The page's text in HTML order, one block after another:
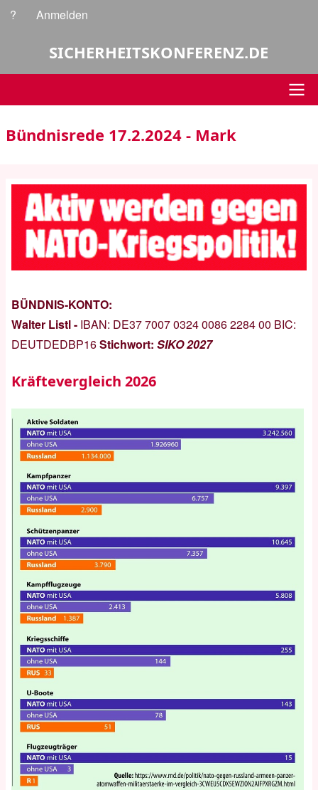
Direkt
Benutzermenü
? Anmelden
SICHERHEITSKONFERENZ.DE
Hauptnavigation
Bündnisrede 17.2.2024 - Mark
BÜNDNIS-KONTO:
Walter Listl - IBAN: DE37 7007 0324 0086 2284 00 BIC:
DEUTDEDBP16Stichwort: SIKO 2027
Kräftevergleich 2026